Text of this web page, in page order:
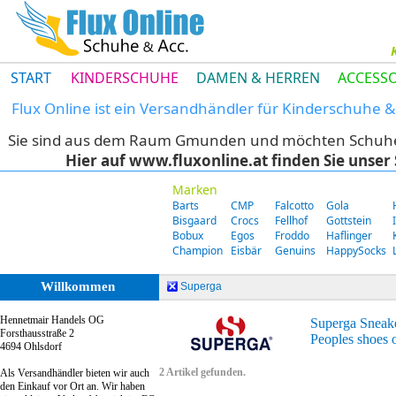
START KINDERSCHUHE DAMEN & HERREN
Flux Online ist ein Versandhändler für Kinderschuhe
Sie sind aus dem Raum Gmunden und möchten
Hier auf www.fluxonline.at finden Sie
Marken
Barts
Bisgaard
Bobux
Champion
CMP
Crocs
Egos
Eisbär
Falcotto
Fellhof
Froddo
Genuins
Gola
Gottstein
Haflinger
HappySocks
Willkommen
Hennetmair Handels OG
Forsthausstraße 2
4694 Ohlsdorf
Als Versandhändler bieten wir auch
den Einkauf vor Ort an. Wir haben
Superga
Superga
Peoples shoes
2 Artikel gefunden.